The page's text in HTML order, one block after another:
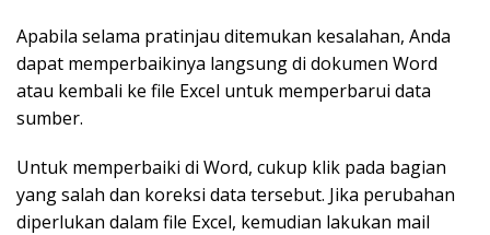
Apabila selama pratinjau ditemukan kesalahan, Anda
dapat memperbaikinya langsung di dokumen Word
atau kembali ke file Excel untuk memperbarui data
sumber.
Untuk memperbaiki di Word, cukup klik pada bagian
yang salah dan koreksi data tersebut. Jika perubahan
diperlukan dalam file Excel, kemudian lakukan mail